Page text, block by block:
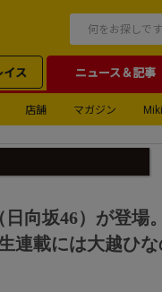
イス ニュース＆記事
店舗 マガジン
向坂46）が登場
連載には大越ひ